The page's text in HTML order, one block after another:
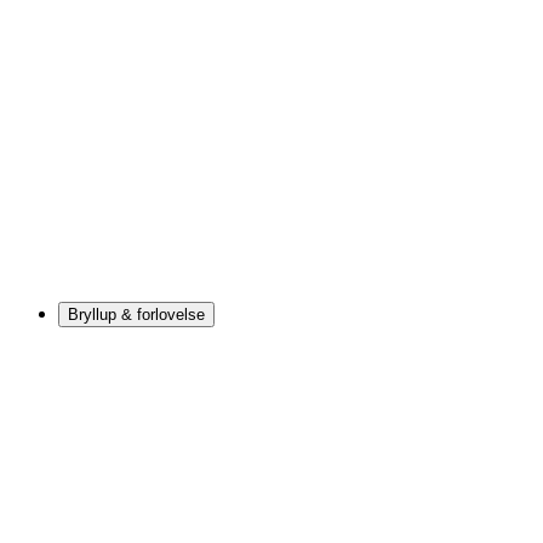
Bryllup & forlovelse